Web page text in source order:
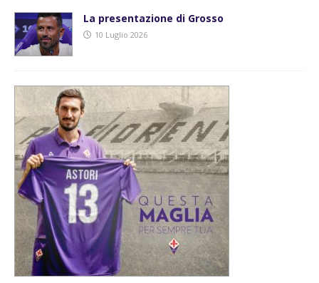
La presentazione di Grosso
10 Luglio 2026